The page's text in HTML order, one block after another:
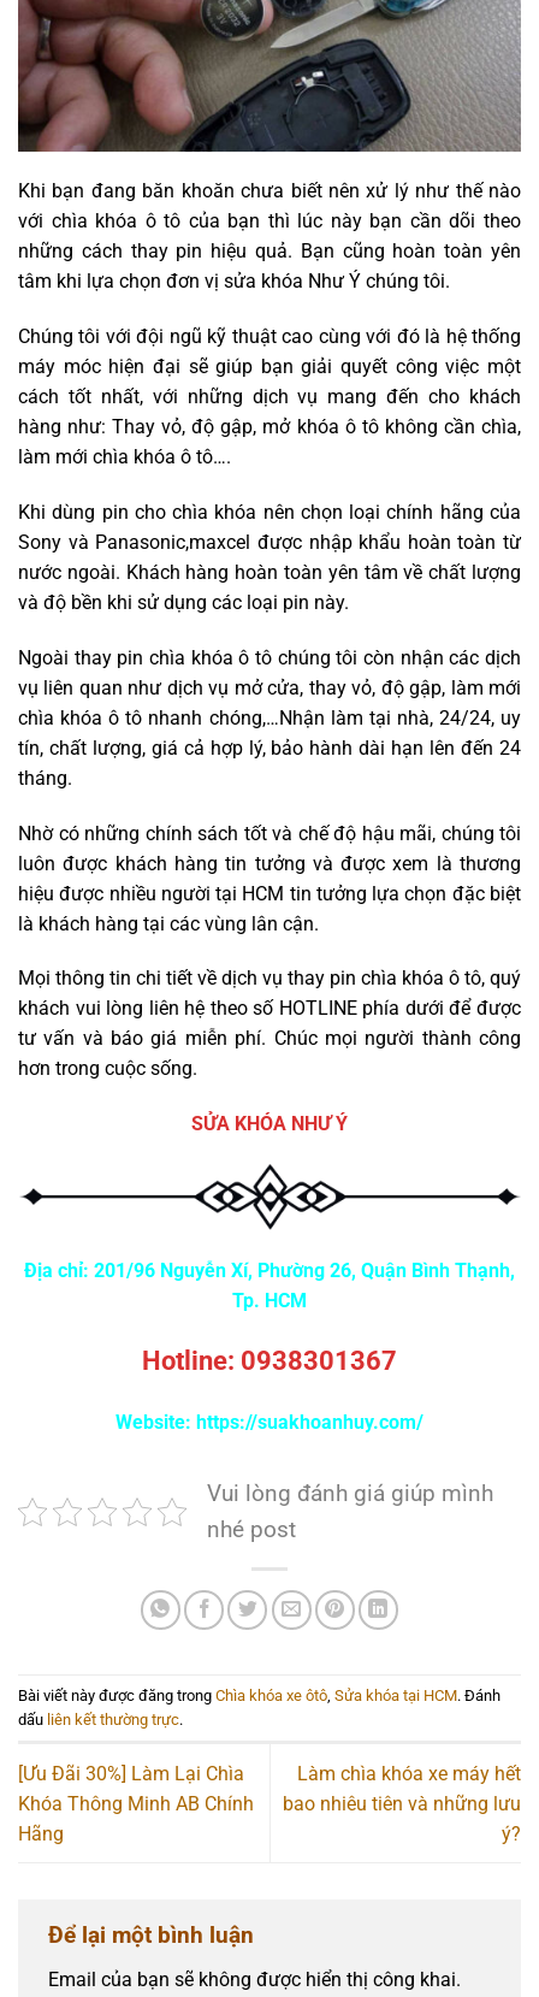
Khi bạn đang băn khoăn chưa biết nên xử lý như thế nào
với chìa khóa ô tô của bạn thì lúc này bạn cần dõi theo
những cách thay pin hiệu quả. Bạn cũng hoàn toàn yên
tâm khi lựa chọn đơn vị sửa khóa Như Ý chúng tôi.
Chúng tôi với đội ngũ kỹ thuật cao cùng với đó là hệ thống
máy móc hiện đại sẽ giúp bạn giải quyết công việc một
cách tốt nhất, với những dịch vụ mang đến cho khách
hàng như: Thay vỏ, độ gập, mở khóa ô tô không cần chìa,
làm mới chìa khóa ô tô….
Khi dùng pin cho chìa khóa nên chọn loại chính hãng của
Sony và Panasonic,maxcel được nhập khẩu hoàn toàn từ
nước ngoài. Khách hàng hoàn toàn yên tâm về chất lượng
và độ bền khi sử dụng các loại pin này.
Ngoài thay pin chìa khóa ô tô chúng tôi còn nhận các dịch
vụ liên quan như dịch vụ mở cửa, thay vỏ, độ gập, làm mới
chìa khóa ô tô nhanh chóng,…Nhận làm tại nhà, 24/24, uy
tín, chất lượng, giá cả hợp lý, bảo hành dài hạn lên đến 24
tháng.
Nhờ có những chính sách tốt và chế độ hậu mãi, chúng tôi
luôn được khách hàng tin tưởng và được xem là thương
hiệu được nhiều người tại HCM tin tưởng lựa chọn đặc biệt
là khách hàng tại các vùng lân cận.
Mọi thông tin chi tiết về dịch vụ thay pin chìa khóa ô tô, quý
khách vui lòng liên hệ theo số HOTLINE phía dưới để được
tư vấn và báo giá miễn phí. Chúc mọi người thành công
hơn trong cuộc sống.
SỬA KHÓA NHƯ Ý
Địa chỉ: 201/96 Nguyễn Xí, Phường 26, Quận Bình Thạnh,
Tp. HCM
Hotline: 0938301367
Website: https://suakhoanhuy.com/
Vui lòng đánh giá giúp mình
nhé post
Bài viết này được đăng trong Chìa khóa xe ôtô Sửa khóa tại HCM. Đánh
dấu liên kết thường trực.
[Ưu Đãi 30%] Làm Lại Chìa
Khóa Thông Minh AB Chính
Hãng
Làm chìa khóa xe máy hết
bao nhiêu tiên và những lưu
ý?
Để lại một bình luận
Email của bạn sẽ không được hiển thị công khai.